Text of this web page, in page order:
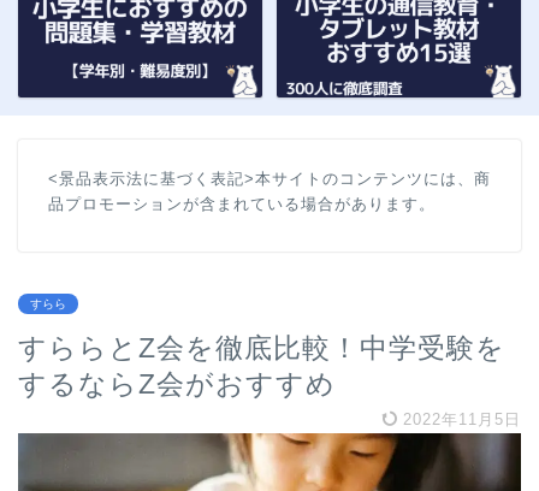
<景品表示法に基づく表記>本サイトのコンテンツには、商
品プロモーションが含まれている場合があります。
すらら
すららとZ会を徹底比較！中学受験を
するならZ会がおすすめ
2022年11月5日